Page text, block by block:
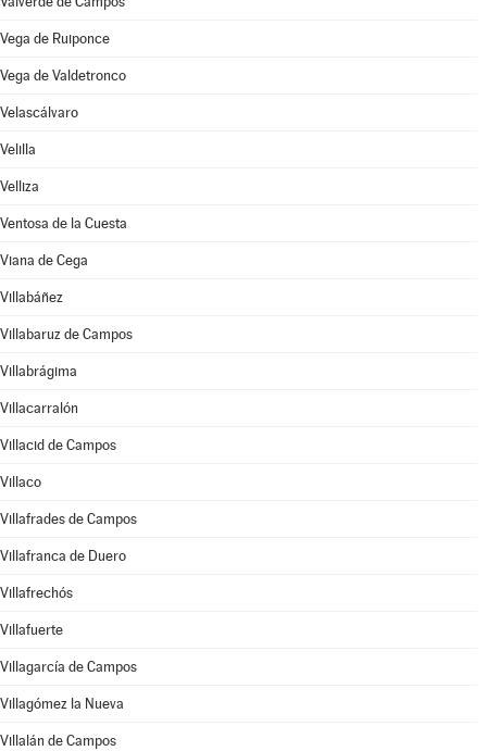
Vega de Ruiponce
Vega de Valdetronco
Velascálvaro
Velilla
Velliza
Ventosa de la Cuesta
Viana de Cega
Villabáñez
Villabaruz de Campos
Villabrágima
Villacarralón
Villacid de Campos
Villaco
Villafrades de Campos
Villafranca de Duero
Villafrechós
Villafuerte
Villagarcía de Campos
Villagómez la Nueva
Villalán de Campos